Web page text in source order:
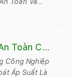
Nếu Thực
Toàn Có
Giải
Công Nghiệp
Áp Suất Là